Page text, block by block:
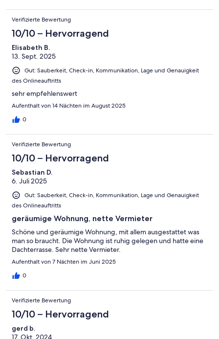
identifizieren konnten. Trotz Lüftens war das nicht nachhaltig
behebbar.Die Lage ist bestens, nicht weit vom Strand und
Zentrum entfernt.Die Elektrogeräte sind hochwertig.Die
Matratzen könnten gerne besser sein (zu weich).Fazit:Für uns
haben hier Preis und Leistung nicht gestimmt! Bei mehr als
2.000 EUR für eine Woche muss alles stimmen - auch im Detail!
Verifizierte Bewertung
10/10 – Hervorragend
Elisabeth B.
13. Sept. 2025
Gut: Sauberkeit, Check-in, Kommunikation, Lage und Genauigkeit
des Onlineauftritts
sehr empfehlenswert
Aufenthalt von 14 Nächten im August 2025
0
Verifizierte Bewertung
10/10 – Hervorragend
Sebastian D.
6. Juli 2025
Gut: Sauberkeit, Check-in, Kommunikation, Lage und Genauigkeit
des Onlineauftritts
geräumige Wohnung, nette Vermieter
Schöne und geräumige Wohnung, mit allem ausgestattet was
man so braucht. Die Wohnung ist ruhig gelegen und hatte eine
Dachterrasse. Sehr nette Vermieter.
Aufenthalt von 7 Nächten im Juni 2025
0
Verifizierte Bewertung
10/10 – Hervorragend
gerd b.
17. Okt. 2024